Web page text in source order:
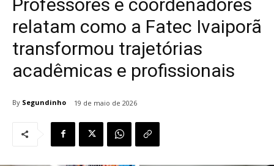
Professores e coordenadores
relatam como a Fatec Ivaiporã
transformou trajetórias
acadêmicas e profissionais
By Segundinho 19 de maio de 2026